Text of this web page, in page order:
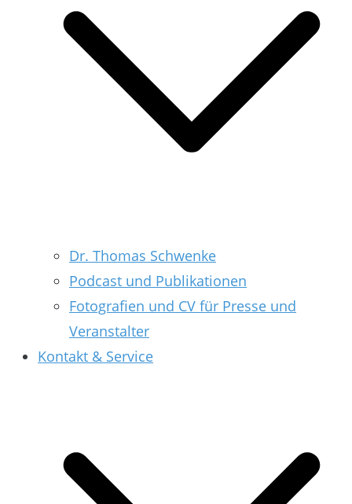
Dr. Thomas Schwenke
Podcast und Publikationen
Fotografien und CV für Presse und
Veranstalter
Kontakt & Service